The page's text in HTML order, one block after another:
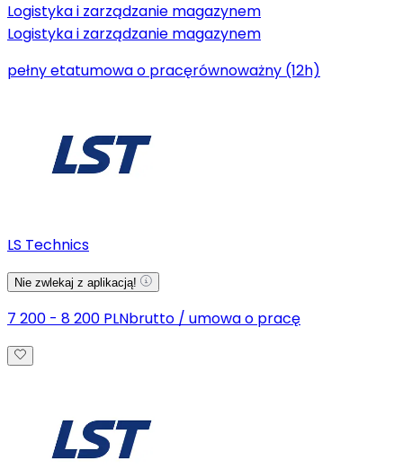
Logistyka i zarządzanie magazynem
Logistyka i zarządzanie magazynem
pełny etatumowa o pracęrównoważny (12h)
LS Technics
Nie zwlekaj z aplikacją!
7 200 - 8 200 PLNbrutto / umowa o pracę